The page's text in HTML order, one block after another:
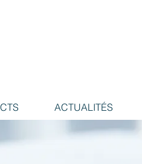
ACTUALITÉS